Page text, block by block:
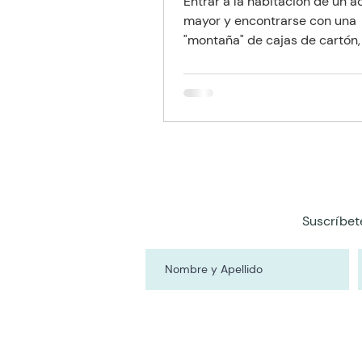
mayor y encontrarse con una
"montaña" de cajas de cartón,
es una imagen más común
nos gustaría admitir en los
peruanos. La medicina ha